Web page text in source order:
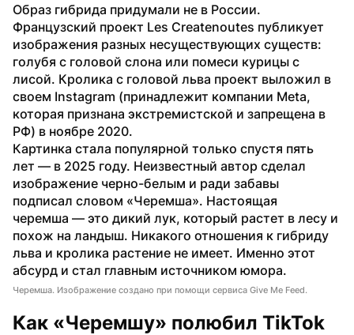
Образ гибрида придумали не в России.
Французский проект Les Createnoutes публикует
изображения разных несуществующих существ:
голубя с головой слона или помеси курицы с
лисой. Кролика с головой льва проект выложил в
своем Instagram (принадлежит компании Meta,
которая признана экстремистской и запрещена в
РФ) в ноябре 2020.
Картинка стала популярной только спустя пять
лет — в 2025 году. Неизвестный автор сделал
изображение черно-белым и ради забавы
подписал словом «Черемша». Настоящая
черемша — это дикий лук, который растет в лесу и
похож на ландыш. Никакого отношения к гибриду
льва и кролика растение не имеет. Именно этот
абсурд и стал главным источником юмора.
Черемша. Изображение создано при помощи сервиса Give Me Feed.
Как «Черемшу» полюбил TikTok